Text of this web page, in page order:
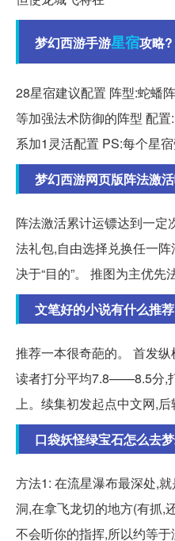
梦幻西游手游星宿攻略?
28星宿建议配置 阵型:蛇蟠
等加强法术防御的阵型 配
系加1灵活配置 PS:每个星宿
梦幻西游网页版阵法激
阵法激活累计运镖达到一定
法礼包,自由选择兑换任一
决于“目的”。 推图为主优先
文笔好的小说有什么推
推荐一本很奇葩的。 首发纵
读者打分平均7.8——8.5分,
上。续集初发起点中文网,
口袋妖怪绿宝石怎么去
方法1: 在流星瀑布最深处,
洞,在拿飞龙切的地方(有抓,
不会听你的指挥,所以约等